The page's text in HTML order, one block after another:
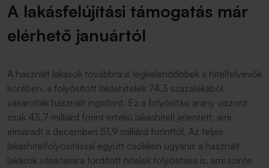
A lakásfelújítási támogatás már
elérhető januártól
A használt lakások továbbra is legkelendőbbek a hitelfelvevők
körében, a folyósított lakáshitelek 74,3 százalékából
vásároltak használt ingatlant. Ez a folyósítási arány viszont
csak 43,7 milliárd forint értékű lakáshitelt jelentett, ami
elmaradt a decemberi 51,9 milliárd forinttól. Az teljes
lakáshitelfolyósítással együtt csökken ugyanis a használt
lakások vásárlására fordított hitelek folyósítása is, ami szinte